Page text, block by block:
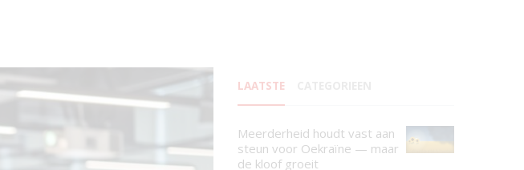
LAATSTE
Meerderheid houdt vast aan
steun voor Oekraïne — maar
de kloof groeit